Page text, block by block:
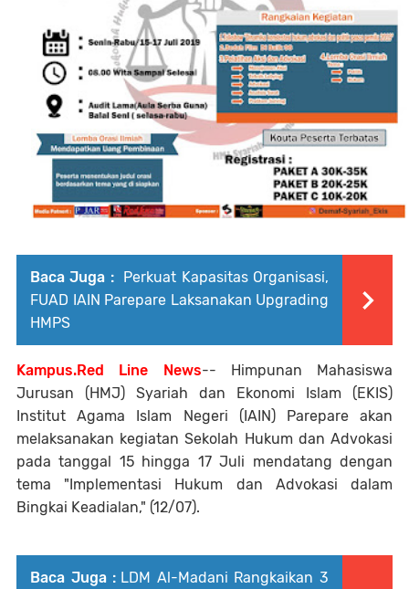
Baca Juga : Perkuat Kapasitas Organisasi,
FUAD IAIN Parepare Laksanakan Upgrading
HMPS
Kampus.Red Line News-- Himpunan Mahasiswa
Jurusan (HMJ) Syariah dan Ekonomi Islam (EKIS)
Institut Agama Islam Negeri (IAIN) Parepare akan
melaksanakan kegiatan Sekolah Hukum dan Advokasi
pada tanggal 15 hingga 17 Juli mendatang dengan
tema "Implementasi Hukum dan Advokasi dalam
Bingkai Keadialan," (12/07).
Baca Juga : LDM Al-Madani Rangkaikan 3